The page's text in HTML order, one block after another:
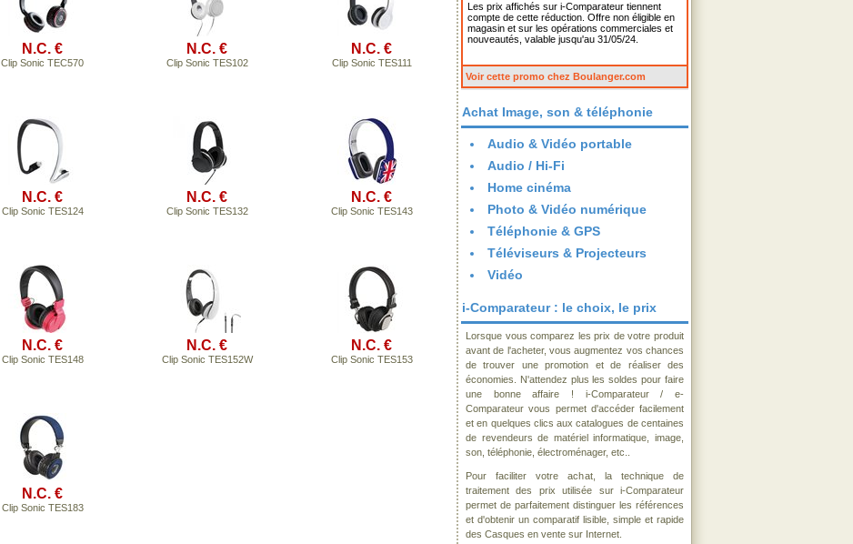
N.C. €
Clip Sonic TEC570
N.C. €
Clip Sonic TES102
N.C. €
Clip Sonic TES111
N.C. €
Clip Sonic TES124
N.C. €
Clip Sonic TES132
N.C. €
Clip Sonic TES143
N.C. €
Clip Sonic TES148
N.C. €
Clip Sonic TES152W
N.C. €
Clip Sonic TES153
N.C. €
Clip Sonic TES183
Les prix affichés sur i-Comparateur tiennent
compte de cette réduction. Offre non éligible en
magasin et sur les opérations commerciales et
nouveautés, valable jusqu'au 31/05/24.
Voir cette promo chez Boulanger.com
Achat Image, son & téléphonie
Audio & Vidéo portable
Audio / Hi-Fi
Home cinéma
Photo & Vidéo numérique
Téléphonie & GPS
Téléviseurs & Projecteurs
Vidéo
i-Comparateur : le choix, le prix
Lorsque vous comparez les prix de votre produit
avant de l'acheter, vous augmentez vos chances
de trouver une promotion et de réaliser des
économies. N'attendez plus les soldes pour faire
une bonne affaire ! i-Comparateur / e-
Comparateur vous permet d'accéder facilement
et en quelques clics aux catalogues de centaines
de revendeurs de matériel informatique, image,
son, téléphonie, électroménager, etc..
Pour faciliter votre achat, la technique de
traitement des prix utilisée sur i-Comparateur
permet de parfaitement distinguer les références
et d'obtenir un comparatif lisible, simple et rapide
des Casques en vente sur Internet.